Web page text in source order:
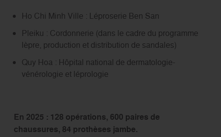
Ho Chi Minh Ville : Léproserie Ben San
Pleiku : Cordonnerie (dans le cadre du programme
lèpre, production et distribution de sandales)
Quy Hoa : Hôpital national de dermatologie-
vénérologie et léprologie
En 2025 : 128 opérations, 600 paires de
chaussures, 84 prothèses jambe.